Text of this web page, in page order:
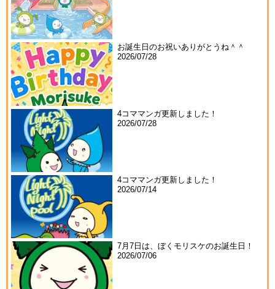
お誕生日のお祝いありがとうね＾＾
2026/07/28
4コママンガ更新しました！
2026/07/28
4コママンガ更新しました！
2026/07/14
7月7日は、ぼくモリスケのお誕生日！
2026/07/06